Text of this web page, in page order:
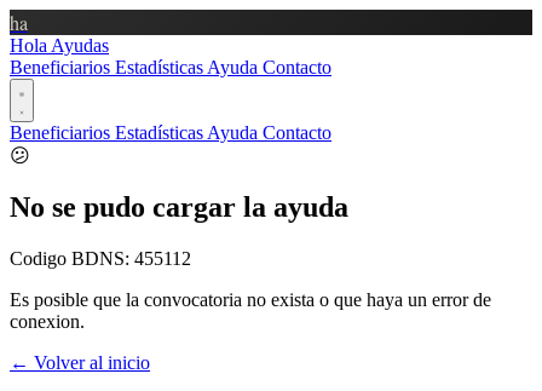
ha
Hola Ayudas
Beneficiarios Estadísticas Ayuda Contacto
Beneficiarios Estadísticas Ayuda Contacto
😕
No se pudo cargar la ayuda
Codigo BDNS: 455112
Es posible que la convocatoria no exista o que haya un error de
conexion.
← Volver al inicio